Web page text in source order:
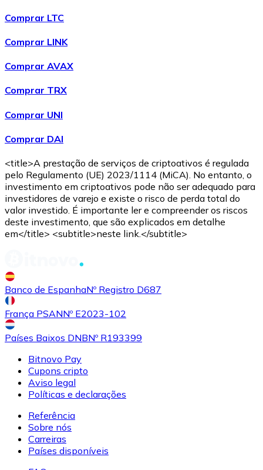
Comprar LTC
Comprar LINK
Comprar AVAX
Comprar TRX
Comprar UNI
Comprar DAI
<title>A prestação de serviços de criptoativos é regulada
pelo Regulamento (UE) 2023/1114 (MiCA). No entanto, o
investimento em criptoativos pode não ser adequado para
investidores de varejo e existe o risco de perda total do
valor investido. É importante ler e compreender os riscos
deste investimento, que são explicados em detalhe
em</title> <subtitle>neste link.</subtitle>
Banco de EspanhaNº Registro D687
França PSANNº E2023-102
Países Baixos DNBNº R193399
Bitnovo Pay
Cupons cripto
Aviso legal
Políticas e declarações
Referência
Sobre nós
Carreiras
Países disponíveis